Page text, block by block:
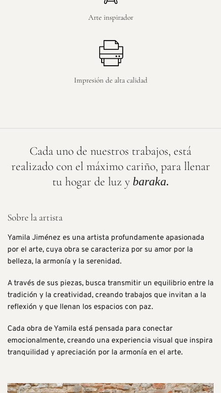
Arte inspirador
Impresión de alta calidad
Cada uno de nuestros trabajos, está
realizado con el máximo cariño, para llenar
tu hogar de luz y baraka.
Sobre la artista
Yamila Jiménez es una artista profundamente apasionada
por el arte, cuya obra se caracteriza por su amor por la
belleza, la armonía y la serenidad.
A través de sus piezas, busca transmitir un equilibrio entre la
tradición y la creatividad, creando trabajos que invitan a la
reflexión y que llenan los espacios con paz.
Cada obra de Yamila está pensada para conectar
emocionalmente, creando una experiencia visual que inspira
tranquilidad y apreciación por la armonía en el arte.